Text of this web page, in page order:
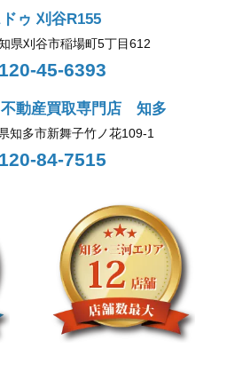
ゥ 刈谷R155
県刈谷市稲場町5丁目612
45-6393
動産買取専門店 知多
知多市新舞子竹ノ花109-1
84-7515